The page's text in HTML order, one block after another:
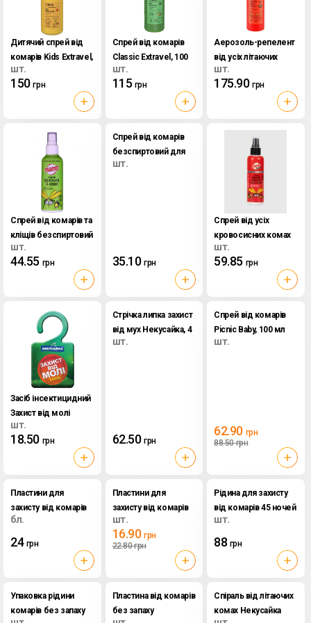
Дитячий спрей від
комарів Kids Extravel,
70 мл
шт.
150 грн
Спрей від комарів
Classic Extravel, 100
мл
шт.
115 грн
Аерозоль-репелент
від усіх літаючих
комах та кліщів
Superior Extravel, 100
шт.
175.90 грн
Спрей від комарів та
кліщів безспиртовий
Мамо, 100 мл
шт.
44.55 грн
Спрей від комарів
безспиртовий для
шкіри та одягу Мамо,
шт.
35.10 грн
Спрей від усіх
кровосисних комах
та кліщів Екстрім
Мамо, 100 мл
шт.
59.85 грн
Засіб інсектицидний
Захист від молі
Некусайка
шт.
18.50 грн
Стрічка липка захист
від мух Некусайка, 4
шт
шт.
62.50 грн
Спрей від комарів
Picnic Baby, 100 мл
шт.
62.90 грн
88.50грн
Пластини для
захисту від комарів
Mosquitall, 10 шт
бл.
24 грн
Пластини для
захисту від комарів
для дітей Mosquitall,
10 шт
шт.
16.90 грн
22.80грн
Рідина для захисту
від комарів 45 ночей
Mosquitall, 30мл
шт.
88 грн
Упаковка рідини
комарів без запаху
Пластина від комарів
без запаху
Спіраль від літаючих
комах Некусайка